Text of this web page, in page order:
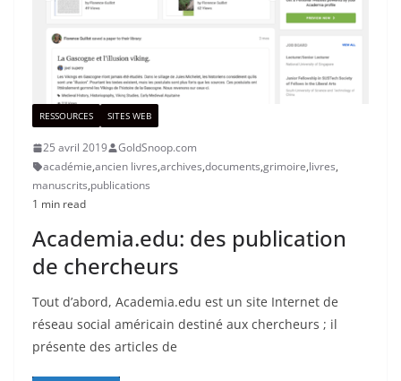
RESSOURCES SITES WEB
25 avril 2019
GoldSnoop.com
académie,ancien livres,archives,documents,grimoire,livres,
manuscrits,publications
1 min read
Academia.edu: des publication
de chercheurs
Tout d’abord, Academia.edu est un site Internet de
réseau social américain destiné aux chercheurs ; il
présente des articles de